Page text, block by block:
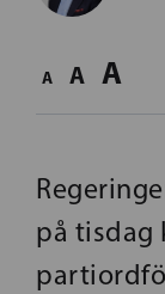
A A A
på tisdag